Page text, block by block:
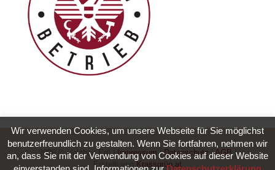
2026 © Holzbau Ertl |Impressum |Datenschutz|AGB|
Erstellt von
Krassgrün.at
Wir verwenden Cookies, um unsere Webseite für Sie möglichst
benutzerfreundlich zu gestalten. Wenn Sie fortfahren, nehmen wir
an, dass Sie mit der Verwendung von Cookies auf dieser Website